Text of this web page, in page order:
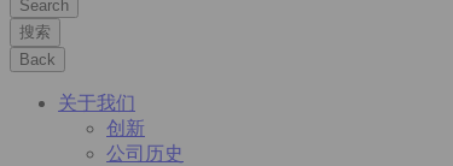
搜索
Back
关于我们
创新
公司历史